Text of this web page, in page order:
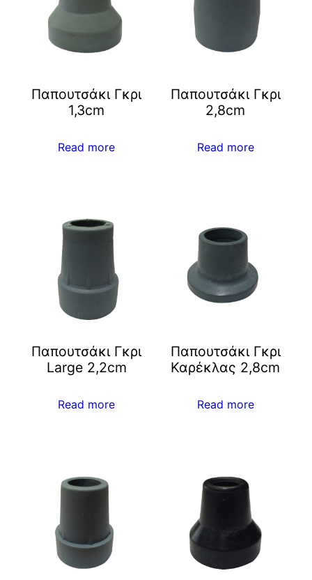
Παπουτσάκι Γκρι
1,3cm
Read more
Παπουτσάκι Γκρι
2,8cm
Read more
Παπουτσάκι Γκρι
Large 2,2cm
Read more
Παπουτσάκι Γκρι
Καρέκλας 2,8cm
Read more